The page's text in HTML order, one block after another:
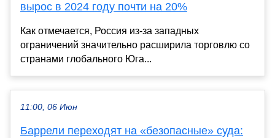
вырос в 2024 году почти на 20%
Как отмечается, Россия из-за западных
ограничений значительно расширила торговлю со
странами глобального Юга...
11:00, 06 Июн
Баррели переходят на «безопасные» суда: